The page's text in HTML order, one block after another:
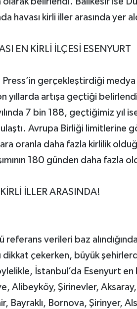
havası kirli iller arasında yer
EN KİRLİ İLÇESİ ESENYURT
Press’in gerçekleştirdiği
yıllarda artışa geçtiği
7 bin 188, geçtiğimiz yıl
ulaştı. Avrupa Birliği limitlerine
oranla daha fazla kirlilik
180 günden daha fazla
İLLER ARASINDA!
referans verileri baz
dikkat çekerken, büyük
İstanbul’da Esenyurt en
Alibeyköy, Şirinevler,
Bayraklı, Bornova, Şirinyer,